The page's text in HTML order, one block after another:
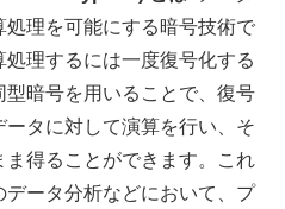
処理を可能にする暗号技術で
理するには一度復号化する
暗号を用いることで、復号
タに対して演算を行い、そ
得ることができます。これ
ータ分析などにおいて、プ